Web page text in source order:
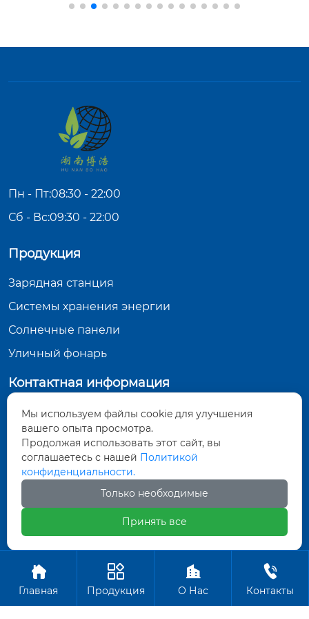
Пн - Пт:08:30 - 22:00
Сб - Вс:09:30 - 22:00
Продукция
Зарядная станция
Системы хранения энергии
Солнечные панели
Уличный фонарь
Контактная информация
Китай, провинция Хунань, город Юэян, уезд
Юэян, посёлок Жунцзявань, улица Синжунлу,
микрорайон Наньцзе, сетевой район №2, дом
119, 4-й этаж
2578332559@qq.com
+86-730-7653175
+86-13548904014
гетика

Главная

Продукция

О Нас

Контакты
Мы используем файлы cookie для улучшения
вашего опыта просмотра.
Продолжая использовать этот сайт, вы
соглашаетесь с нашей Политикой
конфиденциальности.
Только необходимые
Принять все